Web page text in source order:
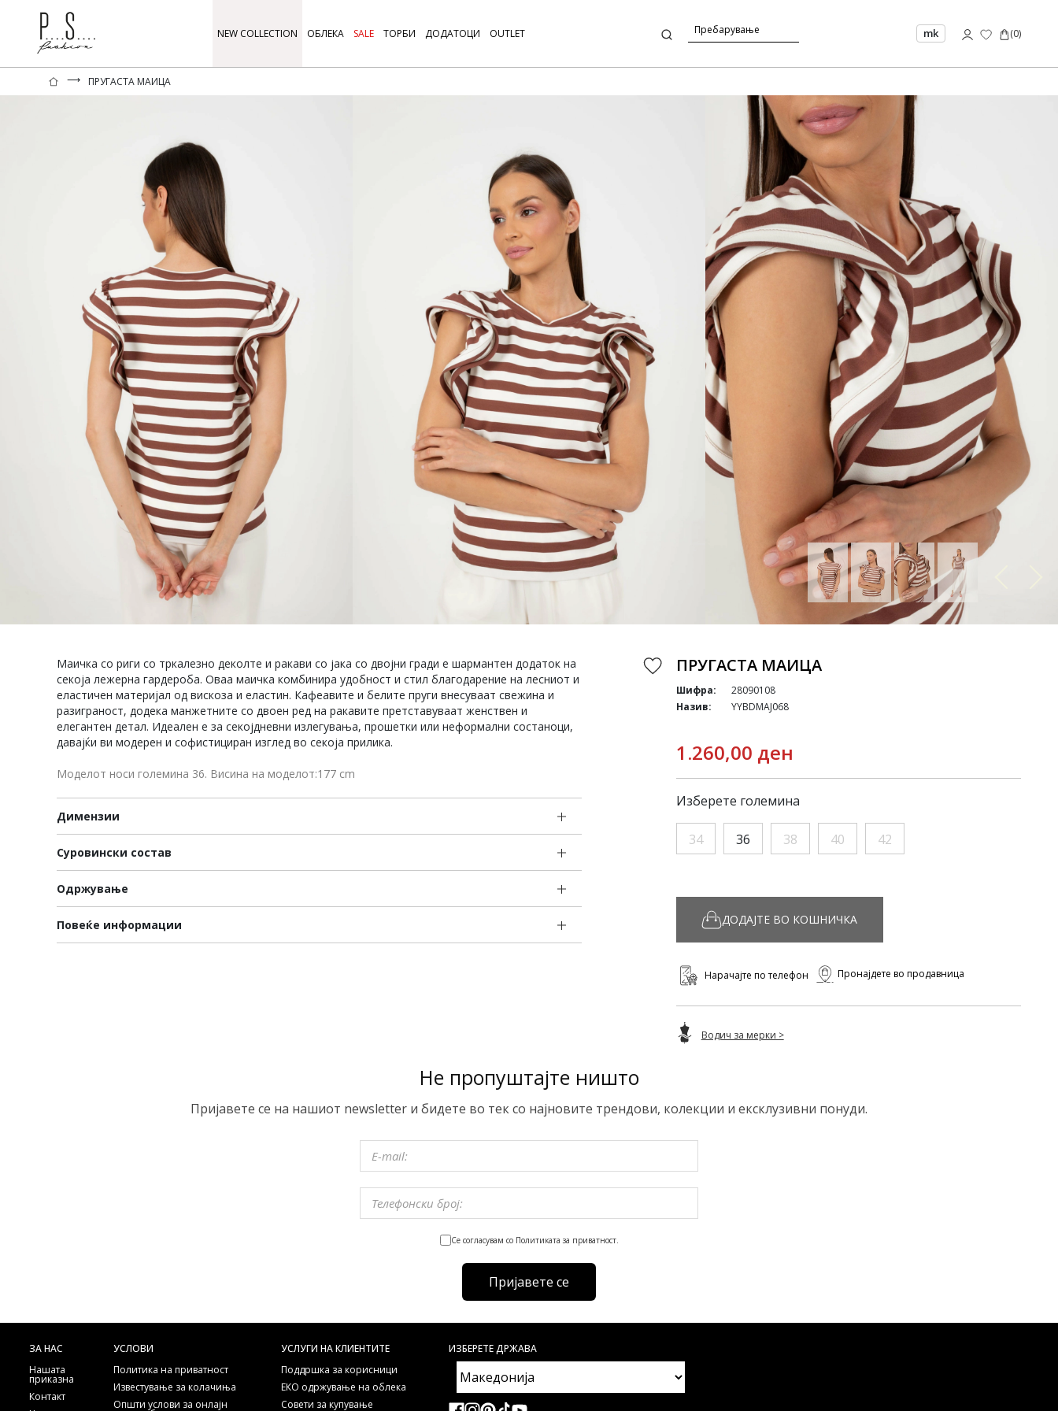
NEW COLLECTION ОБЛЕКА SALE ТОРБИ ДОДАТОЦИ OUTLET mk (0)
⟶ ПРУГАСТА МАИЦА
Маичка со риги со тркалезно деколте и ракави со јака со двојни гради е шармантен додаток на
секоја лежерна гардероба. Оваа маичка комбинира удобност и стил благодарение на лесниот и
еластичен материјал од вискоза и еластин. Кафеавите и белите пруги внесуваат свежина и
разиграност, додека манжетните со двоен ред на ракавите претставуваат женствен и
елегантен детал. Идеален е за секојдневни излегувања, прошетки или неформални состаноци,
давајќи ви модерен и софистициран изглед во секоја прилика.
Моделот носи големина 36. Висина на моделот:177 cm
Димензии
Суровински состав
Одржување
Повеќе информации
ПРУГАСТА МАИЦА
Шифра:
28090108
Назив:
YYBDMAJ068
1.260,00 ден
Изберете големина
34 36 38 40 42
ДОДАЈТЕ ВО КОШНИЧКА
Нарачајте по телефон Пронајдете во продавница
Водич за мерки >
Не пропуштајте ништо
Пријавете се на нашиот newsletter и бидете во тек со најновите трендови, колекции и ексклузивни понуди.
Се согласувам со Политиката за приватност.
Пријавете се
ЗА НАС
Нашата
приказна
Контакт
УСЛОВИ
Политика на приватност
Известување за колачиња
Општи услови за онлајн
УСЛУГИ НА КЛИЕНТИТЕ
Поддршка за корисници
ЕКО одржување на облека
Совети за купување
ИЗБЕРЕТЕ ДРЖАВА